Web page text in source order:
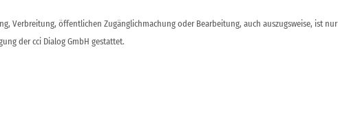
Verbreitung, öffentlichen Zugänglichmachung oder Bearbeitung, auch auszugsweise, ist nur
der cci Dialog GmbH gestattet.